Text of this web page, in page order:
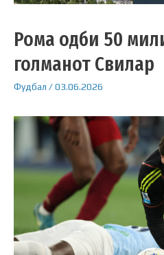
Рома одби 50
голманот Свилар
Фудбал /03.06.2026